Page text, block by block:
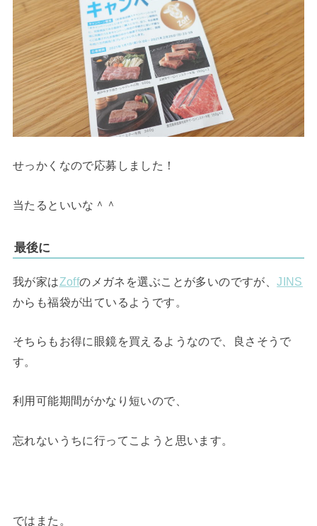
せっかくなので応募しました！
当たるといいな＾＾
最後に
我が家はZoffのメガネを選ぶことが多いのですが、JINS
からも福袋が出ているようです。
そちらもお得に眼鏡を買えるようなので、良さそうで
す。
利用可能期間がかなり短いので、
忘れないうちに行ってこようと思います。
ではまた。